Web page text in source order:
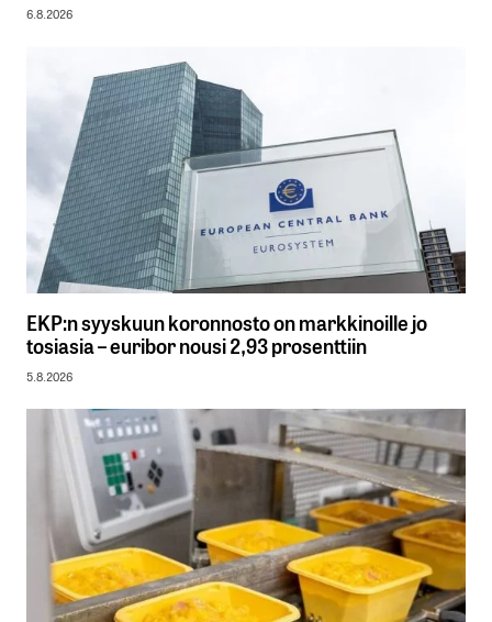
6.8.2026
EKP:n syyskuun koronnosto on markkinoille jo
tosiasia – euribor nousi 2,93 prosenttiin
5.8.2026